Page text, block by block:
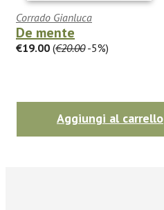
Corrado Gianluca
De mente
€19.00 (€20.00-5%)
Aggiungi al carrello